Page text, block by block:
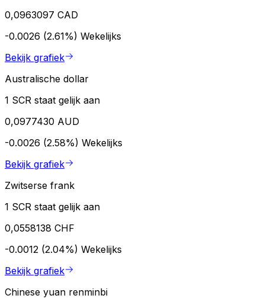
0,0963097 CAD
-0.0026 (2.61%) Wekelijks
Bekijk grafiek
Australische dollar
1 SCR staat gelijk aan
0,0977430 AUD
-0.0026 (2.58%) Wekelijks
Bekijk grafiek
Zwitserse frank
1 SCR staat gelijk aan
0,0558138 CHF
-0.0012 (2.04%) Wekelijks
Bekijk grafiek
Chinese yuan renminbi